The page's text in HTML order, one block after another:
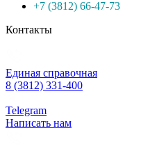
+7 (3812) 66-47-73
Контакты
Единая справочная
8 (3812) 331-400
Telegram
Написать нам